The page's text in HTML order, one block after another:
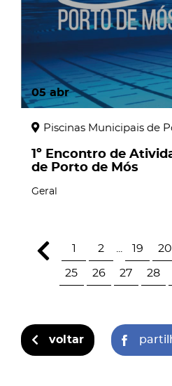
05 abr
Piscinas Municipais de
1º Encontro de
de Porto de Mós
Geral
1 2 19 20
25 26 27 28
voltar